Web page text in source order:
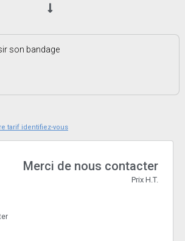
son bandage
tarif identifiez-vous
Merci de nous contacter
Prix H.T.